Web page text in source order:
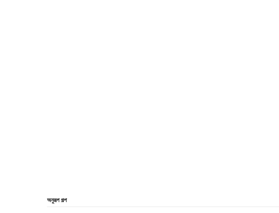
অনুরূপ গল্প